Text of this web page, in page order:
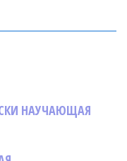
НАУЧАЮЩАЯ